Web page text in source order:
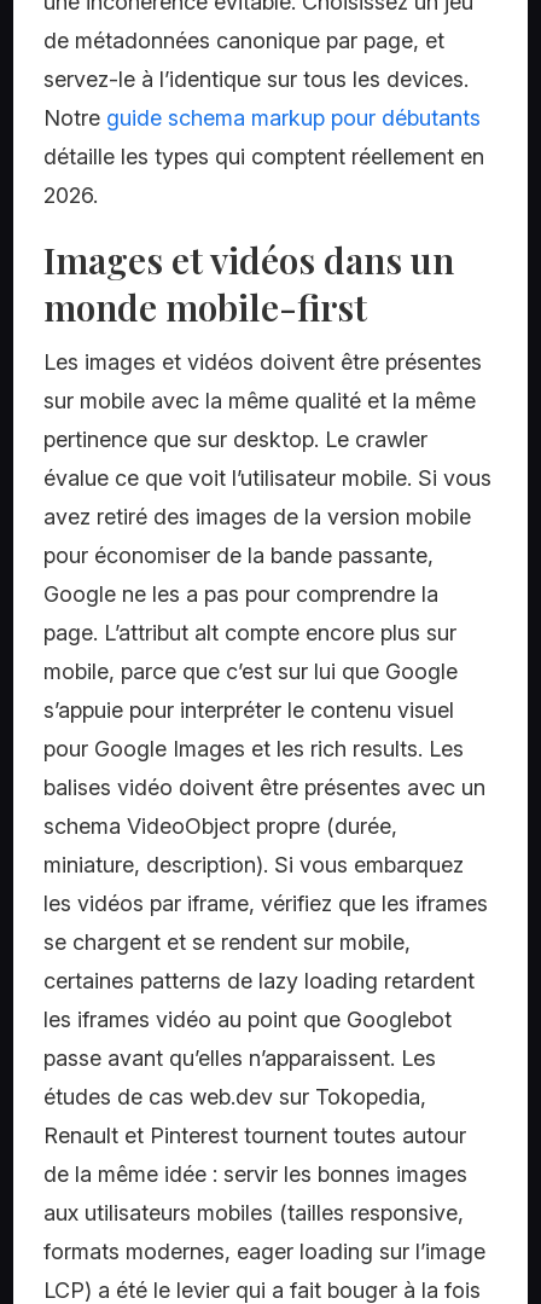
de métadonnées canonique par page, et
servez-le à l’identique sur tous les devices.
Notre guide schema markup pour débutants
détaille les types qui comptent réellement en
2026.
Images et vidéos dans un
monde mobile-first
Les images et vidéos doivent être présentes
sur mobile avec la même qualité et la même
pertinence que sur desktop. Le crawler
évalue ce que voit l’utilisateur mobile. Si vous
avez retiré des images de la version mobile
pour économiser de la bande passante,
Google ne les a pas pour comprendre la
page. L’attribut alt compte encore plus sur
mobile, parce que c’est sur lui que Google
s’appuie pour interpréter le contenu visuel
pour Google Images et les rich results. Les
balises vidéo doivent être présentes avec un
schema VideoObject propre (durée,
miniature, description). Si vous embarquez
les vidéos par iframe, vérifiez que les iframes
se chargent et se rendent sur mobile,
certaines patterns de lazy loading retardent
les iframes vidéo au point que Googlebot
passe avant qu’elles n’apparaissent. Les
études de cas web.dev sur Tokopedia,
Renault et Pinterest tournent toutes autour
de la même idée : servir les bonnes images
aux utilisateurs mobiles (tailles responsive,
formats modernes, eager loading sur l’image
LCP) a été le levier qui a fait bouger à la fois